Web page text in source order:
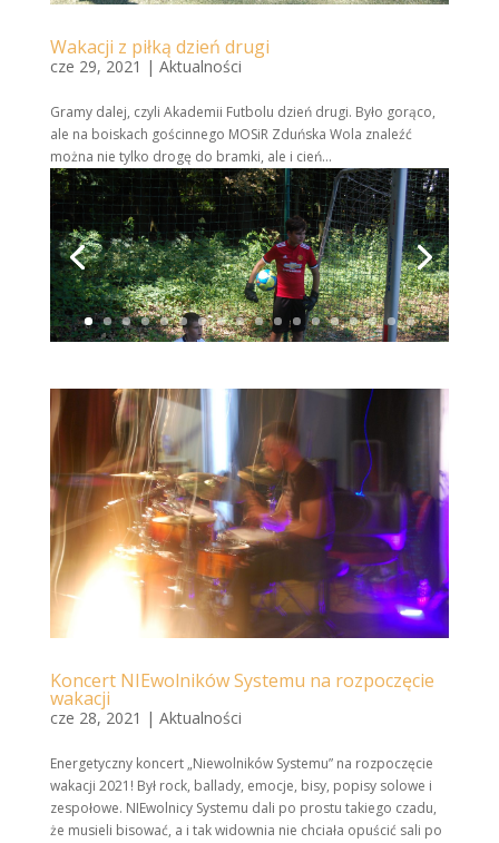
Wakacji z piłką dzień drugi
cze 29, 2021 | Aktualności
Gramy dalej, czyli Akademii Futbolu dzień drugi. Było gorąco,
ale na boiskach gościnnego MOSiR Zduńska Wola znaleźć
można nie tylko drogę do bramki, ale i cień…
Koncert NIEwolników Systemu na rozpoczęcie
wakacji
cze 28, 2021 | Aktualności
Energetyczny koncert „Niewolników Systemu” na rozpoczęcie
wakacji 2021! Był rock, ballady, emocje, bisy, popisy solowe i
zespołowe. NIEwolnicy Systemu dali po prostu takiego czadu,
że musieli bisować, a i tak widownia nie chciała opuścić sali po